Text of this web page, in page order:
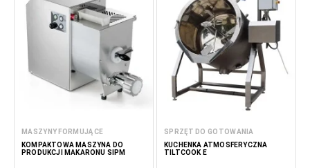
MASZYNY FORMUJĄCE
KOMPAKTOWA MASZYNA DO
PRODUKCJI MAKARONU SIPM
SPRZĘT DO GOTOWANIA
KUCHENKA ATMOSFERYCZNA
TILTCOOK E